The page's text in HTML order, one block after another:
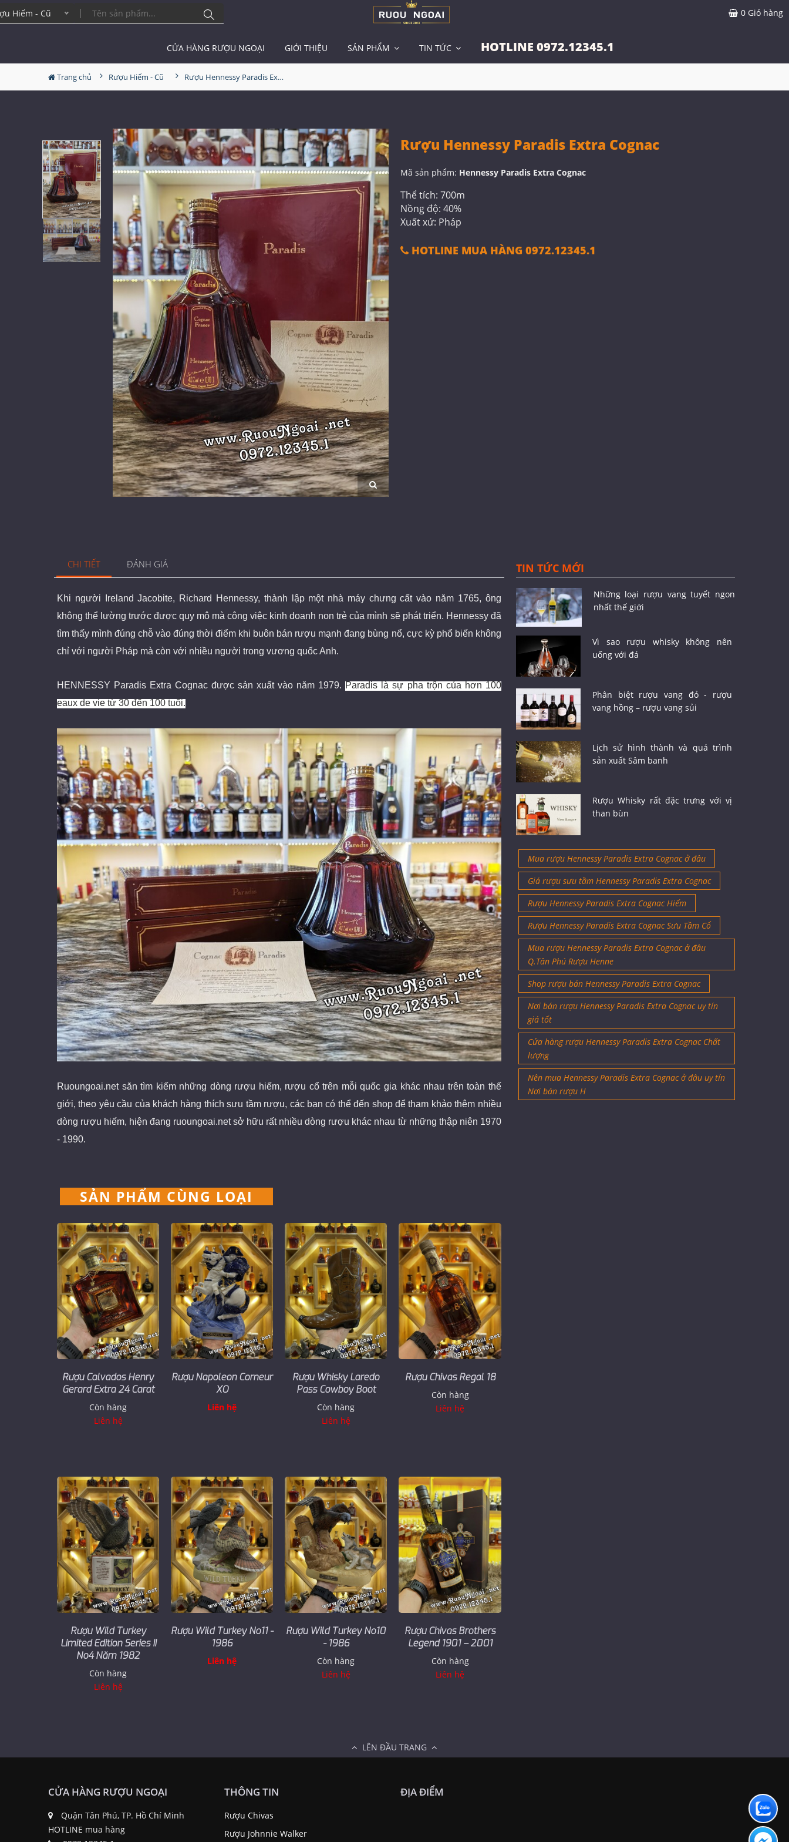
Hiếm - Cũ 0 Giỏ hàng
CỬA HÀNG RƯỢU NGOẠI GIỚI THIỆU SẢN PHẨM TIN TỨC HOTLINE 0972.12345.1
Trang chủ Rượu Hiếm - Cũ Rượu Hennessy Paradis Extra Cognac
Rượu Hennessy Paradis Extra Cognac
Mã sản phẩm: Hennessy Paradis Extra Cognac
Thể tích: 700m
Nồng độ: 40%
Xuất xứ: Pháp
HOTLINE MUA HÀNG 0972.12345.1
CHI TIẾT ĐÁNH GIÁ
Khi người Ireland Jacobite, Richard Hennessy, thành lập một nhà máy chưng cất vào năm 1765, ông
không thể lường trước được quy mô mà công việc kinh doanh non trẻ của mình sẽ phát triển. Hennessy đã
tìm thấy mình đúng chỗ vào đúng thời điểm khi buôn bán rượu mạnh đang bùng nổ, cực kỳ phổ biến không
chỉ với người Pháp mà còn với nhiều người trong vương quốc Anh.
HENNESSY Paradis Extra Cognac được sản xuất vào năm 1979. Paradis là sự pha trộn của hơn 100
eaux de vie từ 30 đến 100 tuổi.
Ruoungoai.net săn tìm kiếm những dòng rượu hiếm, rượu cổtrên mỗi quốc gia khác nhau trên toàn thế
giới, theo yêu cầu của khách hàng thích sưu tầm rượu, các bạn có thể đến shop để tham khảo thêm nhiều
dòng rượu hiếm, hiện đang ruoungoai.net sở hữu rất nhiều dòng rượu khác nhau từ những thập niên 1970
- 1990.
SẢN PHẨM CÙNG LOẠI
Rượu Calvados Henry
Gerard Extra 24 Carat
Còn hàng
Liên hệ
Rượu Napoleon Corneur
XO
Liên hệ
Rượu Whisky Laredo
Pass Cowboy Boot
Còn hàng
Liên hệ
Rượu Chivas Regal 18
Còn hàng
Liên hệ
Rượu Wild Turkey
Limited Edition Series II
No4 Năm 1982
Còn hàng
Liên hệ
Rượu Wild Turkey No11 -
1986
Liên hệ
Rượu Wild Turkey No10
- 1986
Còn hàng
Liên hệ
Rượu Chivas Brothers
Legend 1901 – 2001
Còn hàng
Liên hệ
TIN TỨC MỚI
Những loại rượu vang tuyết ngon
nhất thế giới
Vì sao rượu whisky không nên
uống với đá
Phân biệt rượu vang đỏ - rượu
vang hồng – rượu vang sủi
Lịch sử hình thành và quá trình
sản xuất Sâm banh
Rượu Whisky rất đặc trưng với vị
than bùn
Mua rượu Hennessy Paradis Extra Cognac ở đâu
Giá rượu sưu tầm Hennessy Paradis Extra Cognac
Rượu Hennessy Paradis Extra Cognac Hiếm
Rượu Hennessy Paradis Extra Cognac Sưu Tầm Cổ
Mua rượu Hennessy Paradis Extra Cognac ở đâu
Q.Tân Phú Rượu Henne
Shop rượu bán Hennessy Paradis Extra Cognac
Nơi bán rượu Hennessy Paradis Extra Cognac uy tín
giá tốt
Cửa hàng rượu Hennessy Paradis Extra Cognac Chất
lượng
Nên mua Hennessy Paradis Extra Cognac ở đâu uy tín
Nơi bán rượu H
LÊN ĐẦU TRANG
CỬA HÀNG RƯỢU NGOẠI
Quận Tân Phú, TP. Hồ Chí Minh
HOTLINE mua hàng
THÔNG TIN
Rượu Chivas
Rượu Johnnie Walker
ĐỊA ĐIỂM